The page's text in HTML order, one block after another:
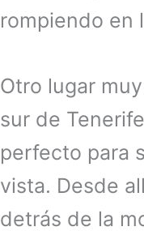
rompiendo en
Otro lugar
sur de
perfecto para
vista. Desde
detrás de la